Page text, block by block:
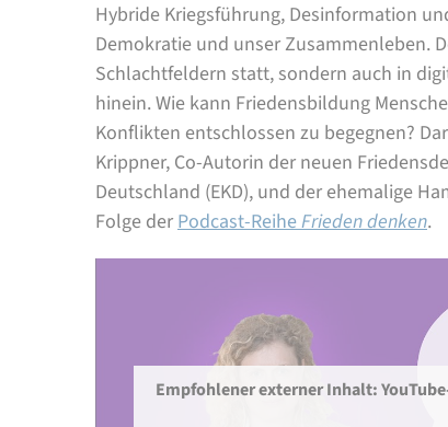
Hybride Kriegsführung, Desinformation
Demokratie und unser Zusammenleben.
Schlachtfeldern statt, sondern auch in
hinein. Wie kann Friedensbildung
Konflikten entschlossen zu begegnen?
Krippner, Co-Autorin der neuen
Deutschland (EKD), und der ehemalige
Folge derPodcast-ReiheFrieden denken.
Empfohlener externer Inhalt: